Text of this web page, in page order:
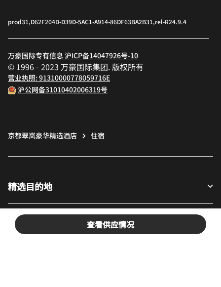
查看供应情况
prod31,D62F204D-D39D-5AC1-A914-86DF63BA2B31,rel-R24.9.4
万豪国际专有信息 沪ICP备14047926号-10
© 1996 - 2023 万豪国际集团. 版权所有
营业执照: 91310000778059716E
沪公网备31010402006319号
京都翠岚豪华精选酒店 住宿
精选目的地
宾客适用